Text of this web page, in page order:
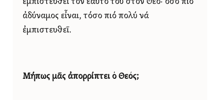
ἐμπιστευθεῖ τόν ἑαυτό του στόν Θεό· ὅσο πιό
ἀδύναμος εἶναι, τόσο πιό πολύ νά
ἐμπιστευθεῖ.
Μήπως μᾶς ἀπορρίπτει ὁ Θεός;